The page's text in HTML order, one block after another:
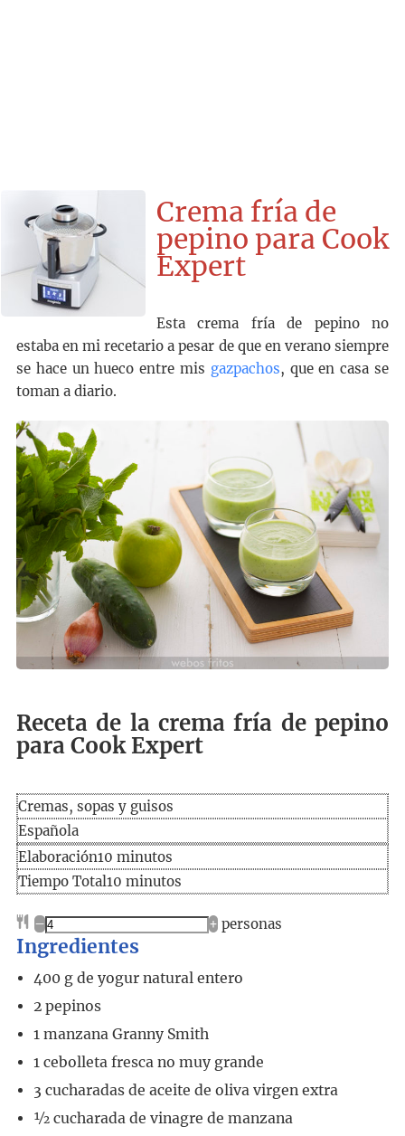
Crema fría de
pepino para Cook
Expert
Esta crema fría de pepino no
estaba en mi recetario a pesar de que en verano siempre
se hace un hueco entre mis gazpachos, que en casa se
toman a diario.
Receta de la crema fría de pepino
para Cook Expert
Cremas, sopas y guisos
Española
Elaboración
Elaboración10minutos
minutos
Tiempo
Tiempo Total10minutos
minutos
– + personas
Ingredientes
400 g de yogur natural entero
2 pepinos
1 manzana Granny Smith
1 cebolleta fresca no muy grande
3 cucharadas de aceite de oliva virgen extra
½ cucharada de vinagre de manzana